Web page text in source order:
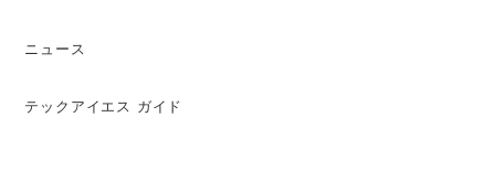
ニュース
テックアイエス ガイド